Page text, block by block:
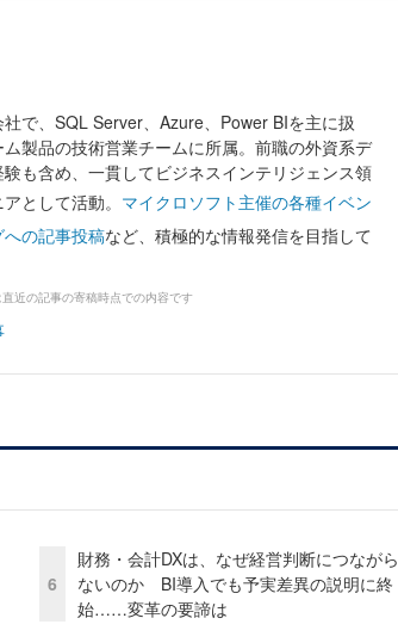
で、SQL Server、Azure、Power BIを主に扱
製品の技術営業チームに所属。前職の外資系デ
も含め、一貫してビジネスインテリジェンス領
として活動。 マイクロソフト主催の各種イベン
の記事投稿など、積極的な情報発信を目指して
近の記事の寄稿時点での内容です
6
財務・会計DXは、なぜ経営判断につながら
ないのか BI導入でも予実差異の説明に終
始……変革の要諦は